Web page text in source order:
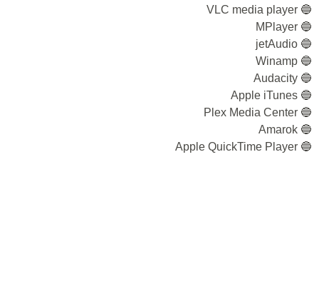
🔵 VLC media player
🔵 MPlayer
🔵 jetAudio
🔵 Winamp
🔵 Audacity
🔵 Apple iTunes
🔵 Plex Media Center
🔵 Amarok
🔵 Apple QuickTime Player